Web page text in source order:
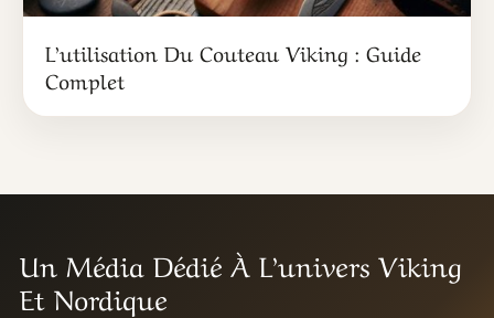
L’utilisation Du Couteau Viking : Guide
Complet
Un Média Dédié À L’univers Viking
Et Nordique